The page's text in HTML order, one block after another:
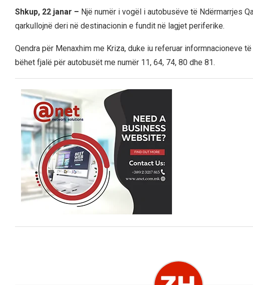
Shkup, 22 janar – Një numër i vogël i autobusëve të Ndërmarrjes
qarkullojnë deri në destinacionin e fundit në lagjet periferike.
Qendra për Menaxhim me Kriza, duke iu referuar informnacioneve
bëhet fjalë për autobusët me numër 11, 64, 74, 80 dhe 81.